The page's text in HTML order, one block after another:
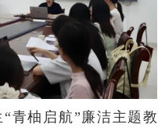
青柚启航”廉洁主题教